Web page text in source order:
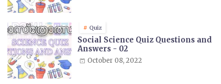
Quiz
Social Science Quiz Questions and
Answers - 02
October 08, 2022